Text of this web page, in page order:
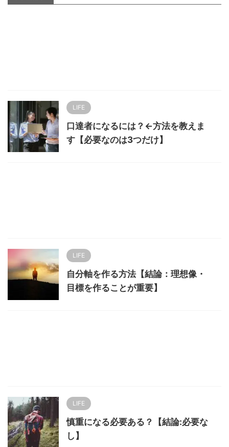
LIFE
口達者になるには？←方法を教えま
す【必要なのは3つだけ】
LIFE
自分軸を作る方法【結論：理想像・
目標を作ることが重要】
LIFE
慎重になる必要ある？【結論:必要な
し】